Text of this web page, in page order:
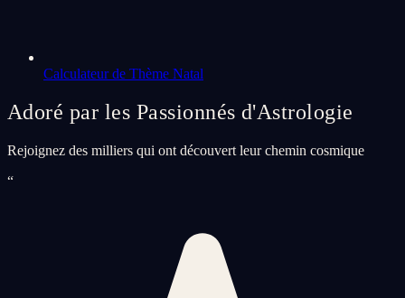
Calculateur de Thème Natal
Adoré par les Passionnés d'Astrologie
Rejoignez des milliers qui ont découvert leur chemin cosmique
“